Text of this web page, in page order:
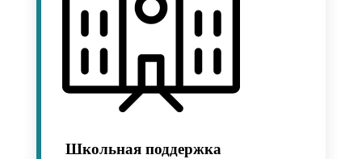
Школьная поддержка